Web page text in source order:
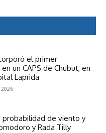
el primer
un CAPS de Chubut, en
Laprida
probabilidad de viento y
y Rada Tilly